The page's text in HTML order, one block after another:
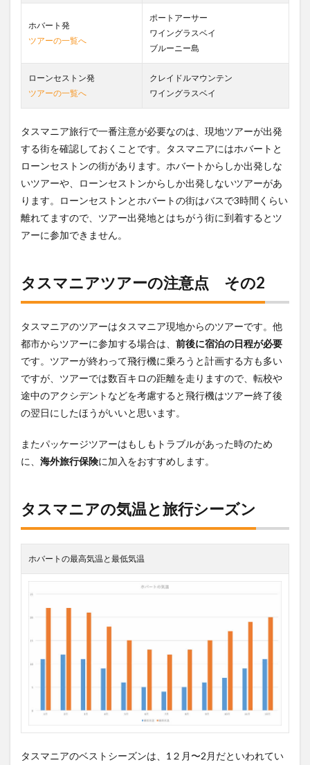
トリア
＆美術
館
13.6
タマー
渓谷ワ
14
タス
マニ
アの
動画
ホバート発
ツアーの一覧へ
ポートアーサー
ワイングラスベイ
ブルーニー島
ローンセストン発
ツアーの一覧へ
クレイドルマウンテン
ワイングラスベイ
タスマニア旅行で一番注意が必要なのは、現地ツアーが出発
する街を確認しておくことです。タスマニアにはホバートと
ローンセストンの街があります。ホバートからしか出発しな
いツアーや、ローンセストンからしか出発しないツアーがあ
ります。ローンセストンとホバートの街はバスで3時間くらい
離れてますので、ツアー出発地とはちがう街に到着するとツ
アーに参加できません。
タスマニアツアーの注意点 その2
タスマニアのツアーはタスマニア現地からのツアーです。他
都市からツアーに参加する場合は、 前後に宿泊の日程が必要
です。ツアーが終わって飛行機に乗ろうと計画する方も多い
ですが、ツアーでは数百キロの距離を走りますので、転校や
途中のアクシデントなどを考慮すると飛行機はツアー終了後
の翌日にしたほうがいいと思います。
またパッケージツアーはもしもトラブルがあった時のため
に、 海外旅行保険に加入をおすすめします。
タスマニアの気温と旅行シーズン
ホバートの最高気温と最低気温
タスマニアのベストシーズンは、1２月〜2月だといわれてい